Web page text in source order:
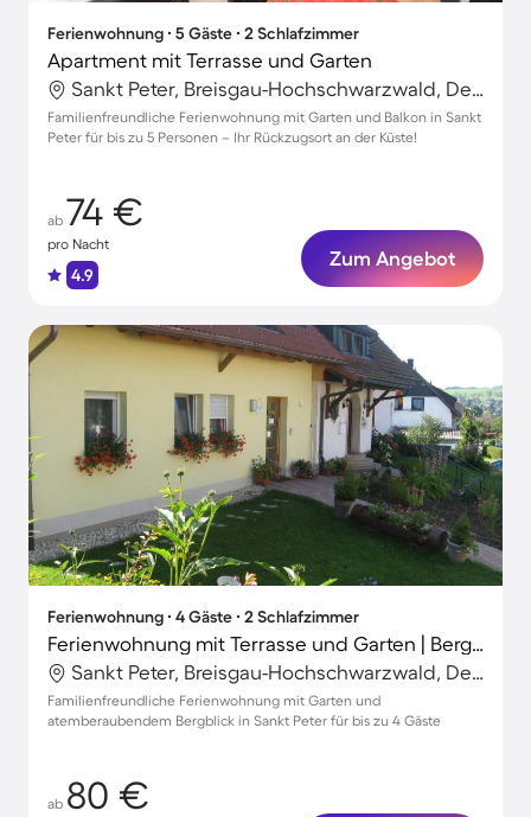
Ferienwohnung ∙ 5 Gäste ∙ 2 Schlafzimmer
Apartment mit Terrasse und Garten
Sankt Peter, Breisgau-Hochschwarzwald, Deutschland
Familienfreundliche Ferienwohnung mit Garten und Balkon in Sankt
Peter für bis zu 5 Personen – Ihr Rückzugsort an der Küste!
ab 74 €
pro Nacht
4.9
Zum Angebot
Ferienwohnung ∙ 4 Gäste ∙ 2 Schlafzimmer
Ferienwohnung mit Terrasse und Garten | Bergblick
Sankt Peter, Breisgau-Hochschwarzwald, Deutschland
Familienfreundliche Ferienwohnung mit Garten und
atemberaubendem Bergblick in Sankt Peter für bis zu 4 Gäste
ab 80 €